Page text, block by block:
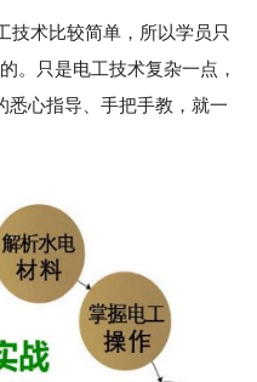
技术比较简单，所以学员只
。只是电工技术复杂一点，
悉心指导、手把手教，就一